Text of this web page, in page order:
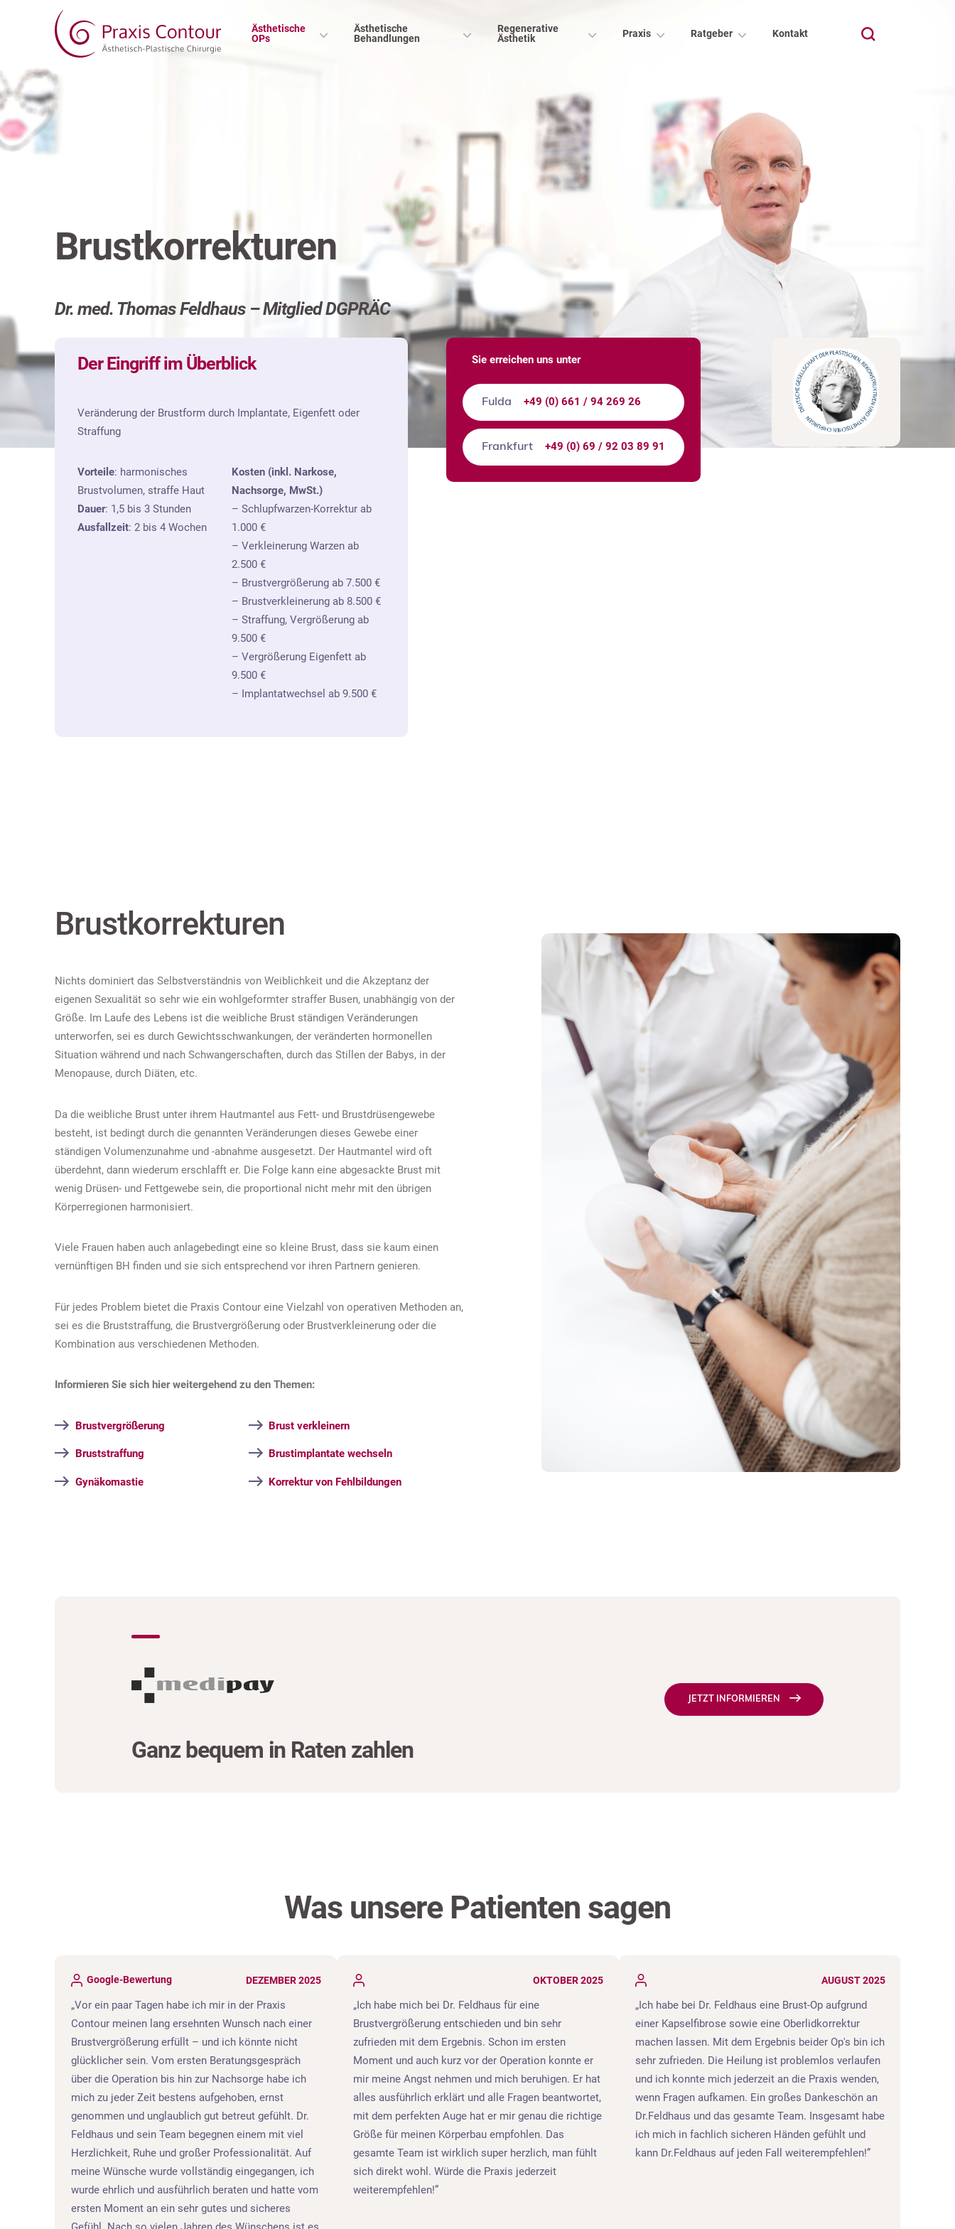
Ästhetische
OPs
Ästhetische
Behandlungen
Regenerative
Ästhetik
Praxis Ratgeber Kontakt
Brustkorrekturen
Dr. med. Thomas Feldhaus – Mitglied DGPRÄC
Der Eingriff im Überblick
Veränderung der Brustform durch Implantate, Eigenfett oder
Straffung
Vorteile: harmonisches
Brustvolumen, straffe Haut
Dauer: 1,5 bis 3 Stunden
Ausfallzeit: 2 bis 4 Wochen
Kosten (inkl. Narkose,
Nachsorge, MwSt.)
– Schlupfwarzen-Korrektur ab
1.000 €
– Verkleinerung Warzen ab
2.500 €
– Brustvergrößerung ab 7.500 €
– Brustverkleinerung ab 8.500 €
– Straffung, Vergrößerung ab
9.500 €
– Vergrößerung Eigenfett ab
9.500 €
– Implantatwechsel ab 9.500 €
Sie erreichen uns unter
Fulda +49 (0) 661 / 94 269 26
Frankfurt +49 (0) 69 / 92 03 89 91
Brustkorrekturen
Nichts dominiert das Selbstverständnis von Weiblichkeit und die Akzeptanz der
eigenen Sexualität so sehr wie ein wohlgeformter straffer Busen, unabhängig von der
Größe. Im Laufe des Lebens ist die weibliche Brust ständigen Veränderungen
unterworfen, sei es durch Gewichtsschwankungen, der veränderten hormonellen
Situation während und nach Schwangerschaften, durch das Stillen der Babys, in der
Menopause, durch Diäten, etc.
Da die weibliche Brust unter ihrem Hautmantel aus Fett- und Brustdrüsengewebe
besteht, ist bedingt durch die genannten Veränderungen dieses Gewebe einer
ständigen Volumenzunahme und -abnahme ausgesetzt. Der Hautmantel wird oft
überdehnt, dann wiederum erschlafft er. Die Folge kann eine abgesackte Brust mit
wenig Drüsen- und Fettgewebe sein, die proportional nicht mehr mit den übrigen
Körperregionen harmonisiert.
Viele Frauen haben auch anlagebedingt eine so kleine Brust, dass sie kaum einen
vernünftigen BH finden und sie sich entsprechend vor ihren Partnern genieren.
Für jedes Problem bietet die Praxis Contour eine Vielzahl von operativen Methoden an,
sei es die Bruststraffung, die Brustvergrößerung oder Brustverkleinerung oder die
Kombination aus verschiedenen Methoden.
Informieren Sie sich hier weitergehend zu den Themen:
Brustvergrößerung Brust verkleinern
Bruststraffung Brustimplantate wechseln
Gynäkomastie Korrektur von Fehlbildungen
Ganz bequem in Raten zahlen
JETZT INFORMIEREN
Was unsere Patienten sagen
Google-Bewertung DEZEMBER 2025
Vor ein paar Tagen habe ich mir in der Praxis
Contour meinen lang ersehnten Wunsch nach einer
Brustvergrößerung erfüllt – und ich könnte nicht
glücklicher sein. Vom ersten Beratungsgespräch
über die Operation bis hin zur Nachsorge habe ich
mich zu jeder Zeit bestens aufgehoben, ernst
genommen und unglaublich gut betreut gefühlt. Dr.
Feldhaus und sein Team begegnen einem mit viel
Herzlichkeit, Ruhe und großer Professionalität. Auf
meine Wünsche wurde vollständig eingegangen, ich
wurde ehrlich und ausführlich beraten und hatte vom
ersten Moment an ein sehr gutes und sicheres
OKTOBER 2025
Ich habe mich bei Dr. Feldhaus für eine
Brustvergrößerung entschieden und bin sehr
zufrieden mit dem Ergebnis. Schon im ersten
Moment und auch kurz vor der Operation konnte er
mir meine Angst nehmen und mich beruhigen. Er hat
alles ausführlich erklärt und alle Fragen beantwortet,
mit dem perfekten Auge hat er mir genau die richtige
Größe für meinen Körperbau empfohlen. Das
gesamte Team ist wirklich super herzlich, man fühlt
sich direkt wohl. Würde die Praxis jederzeit
weiterempfehlen!
AUGUST 2025
Ich habe bei Dr. Feldhaus eine Brust-Op aufgrund
einer Kapselfibrose sowie eine Oberlidkorrektur
machen lassen. Mit dem Ergebnis beider Op's bin ich
sehr zufrieden. Die Heilung ist problemlos verlaufen
und ich konnte mich jederzeit an die Praxis wenden,
wenn Fragen aufkamen. Ein großes Dankeschön an
Dr.Feldhaus und das gesamte Team. Insgesamt habe
ich mich in fachlich sicheren Händen gefühlt und
kann Dr.Feldhaus auf jeden Fall weiterempfehlen!